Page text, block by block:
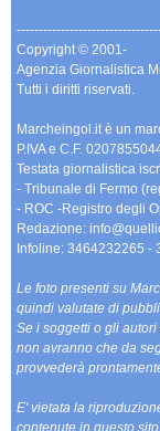
Copyright © 2001-
Agenzia Giornalistica
Tutti i diritti riservati.
Marcheingol.it è un
P.IVA e C.F.
Testata giornalistica
- Tribunale di Fermo
- ROC -Registro degli
Redazione:
Infoline: 3464232265 -
Le foto presenti su
quindi valutate di
Se i soggetti o gli
non avranno che da
provvederà
E' vietata la